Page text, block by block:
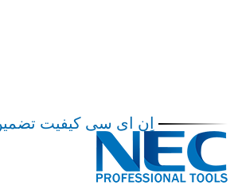
اِن ای سی کیفیت